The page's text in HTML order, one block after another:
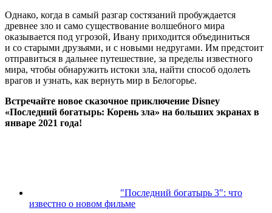
Однако, когда в самый разгар состязаний пробуждается
древнее зло и само существование волшебного мира
оказывается под угрозой, Ивану приходится объединиться
и со старыми друзьями, и с новыми недругами. Им предстоит
отправиться в дальнее путешествие, за пределы известного
мира, чтобы обнаружить истоки зла, найти способ одолеть
врагов и узнать, как вернуть мир в Белогорье.
Встречайте новое сказочное приключение Disney
«Последний богатырь: Корень зла» на больших экранах в
январе 2021 года!
"Последний богатырь 3": что
известно о новом фильме